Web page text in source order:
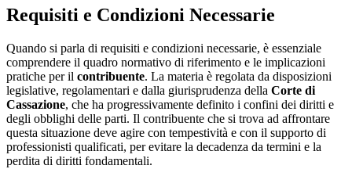
Requisiti e Condizioni Necessarie
Quando si parla di requisiti e condizioni necessarie, è essenziale
comprendere il quadro normativo di riferimento e le implicazioni
pratiche per il contribuente. La materia è regolata da disposizioni
legislative, regolamentari e dalla giurisprudenza della Corte di
Cassazione, che ha progressivamente definito i confini dei diritti e
degli obblighi delle parti. Il contribuente che si trova ad affrontare
questa situazione deve agire con tempestività e con il supporto di
professionisti qualificati, per evitare la decadenza da termini e la
perdita di diritti fondamentali.